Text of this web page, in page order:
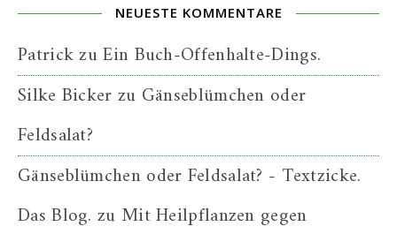
NEUESTE KOMMENTARE
PatrickzuEin Buch-Offenhalte-Dings.
Silke Bickerzu Gänseblümchen oder
Feldsalat?
Gänseblümchen oder Feldsalat? - Textzicke.
Das Blog. zu Mit Heilpflanzen gegen